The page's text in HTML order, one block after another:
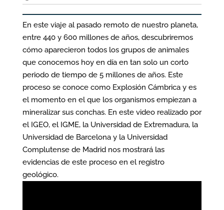
En este viaje al pasado remoto de nuestro planeta,
entre 440 y 600 millones de años, descubriremos
cómo aparecieron todos los grupos de animales
que conocemos hoy en día en tan solo un corto
periodo de tiempo de 5 millones de años. Este
proceso se conoce como Explosión Cámbrica y es
el momento en el que los organismos empiezan a
mineralizar sus conchas. En este video realizado por
el IGEO, el IGME, la Universidad de Extremadura, la
Universidad de Barcelona y la Universidad
Complutense de Madrid nos mostrará las
evidencias de este proceso en el registro
geológico.